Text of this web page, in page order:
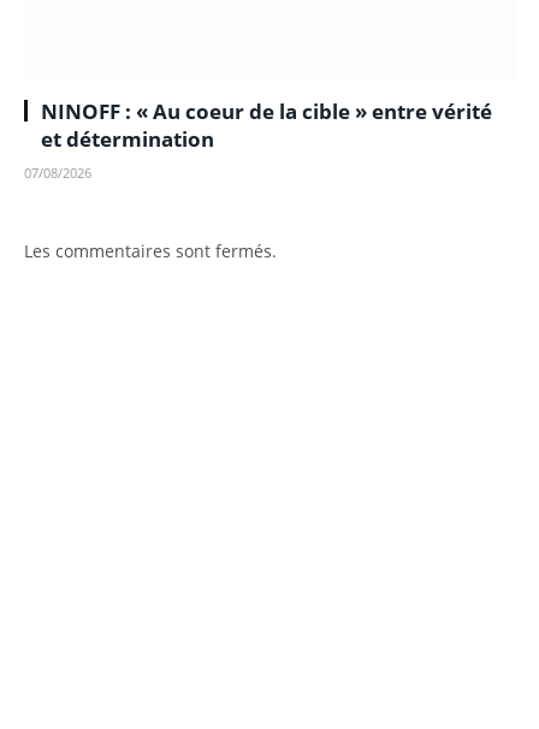
NINOFF : « Au coeur de la cible » entre vérité
et détermination
07/08/2026
Les commentaires sont fermés.